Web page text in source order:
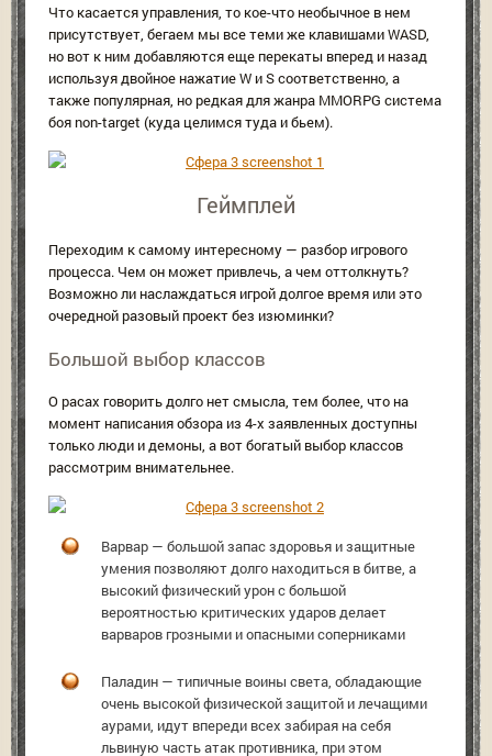
Что касается управления, то кое-что необычное в нем
присутствует, бегаем мы все теми же клавишами WASD,
но вот к ним добавляются еще перекаты вперед и назад
используя двойное нажатие W и S соответственно, а
также популярная, но редкая для жанра MMORPG система
боя non-target (куда целимся туда и бьем).
Геймплей
Переходим к самому интересному — разбор игрового
процесса. Чем он может привлечь, а чем оттолкнуть?
Возможно ли наслаждаться игрой долгое время или это
очередной разовый проект без изюминки?
Большой выбор классов
О расах говорить долго нет смысла, тем более, что на
момент написания обзора из 4-х заявленных доступны
только люди и демоны, а вот богатый выбор классов
рассмотрим внимательнее.
Варвар — большой запас здоровья и защитные
умения позволяют долго находиться в битве, а
высокий физический урон с большой
вероятностью критических ударов делает
варваров грозными и опасными соперниками
Паладин — типичные воины света, обладающие
очень высокой физической защитой и лечащими
аурами, идут впереди всех забирая на себя
львиную часть атак противника, при этом